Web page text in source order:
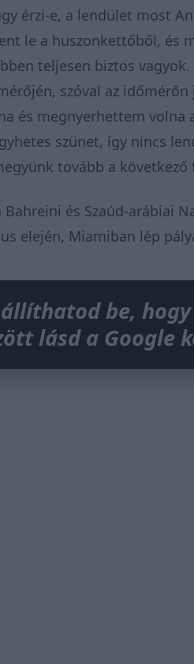
érzi-e, a lendület most
le a huszonkettőből, és
teljesen biztos
szóval az
és megnyerhettem volna
szünet, így nincs
tovább a következő
Bahreini és Szaúd-arábiai
elején, Miamiban lép
be, hogy
lásd a Google